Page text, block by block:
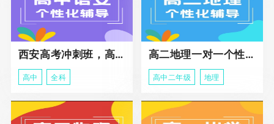
西安高考冲刺班，高三全科辅导
高中 全科
高二地理一对一个性化冲刺辅导课程
高中二年级 地理